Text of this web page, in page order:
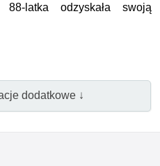
latka odzyskała swoją
dodatkowe ↓